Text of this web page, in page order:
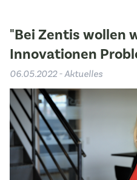
"Bei Zentis wollen
Innovationen
06.05.2022 - Aktuelles